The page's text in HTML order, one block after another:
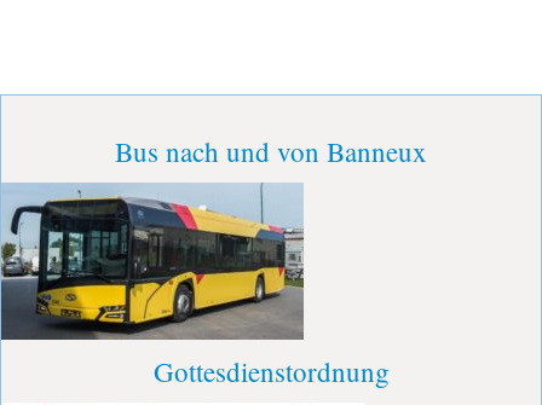
Bus nach und von Banneux
Gottesdienstordnung